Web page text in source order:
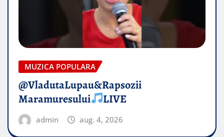
MUZICA POPULARA
@VladutaLupau&Rapsozii
Maramuresului
LIVE
admin aug. 4, 2026